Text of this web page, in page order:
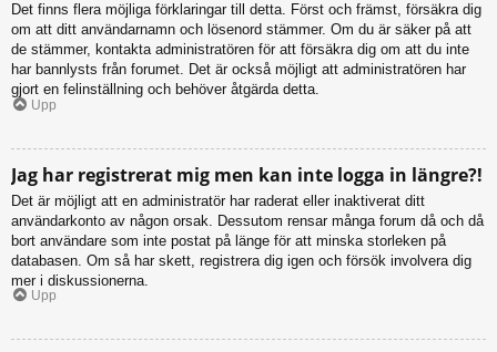
Det finns flera möjliga förklaringar till detta. Först och främst, försäkra dig
om att ditt användarnamn och lösenord stämmer. Om du är säker på att
de stämmer, kontakta administratören för att försäkra dig om att du inte
har bannlysts från forumet. Det är också möjligt att administratören har
gjort en felinställning och behöver åtgärda detta.
Upp
Jag har registrerat mig men kan inte logga in längre?!
Det är möjligt att en administratör har raderat eller inaktiverat ditt
användarkonto av någon orsak. Dessutom rensar många forum då och då
bort användare som inte postat på länge för att minska storleken på
databasen. Om så har skett, registrera dig igen och försök involvera dig
mer i diskussionerna.
Upp